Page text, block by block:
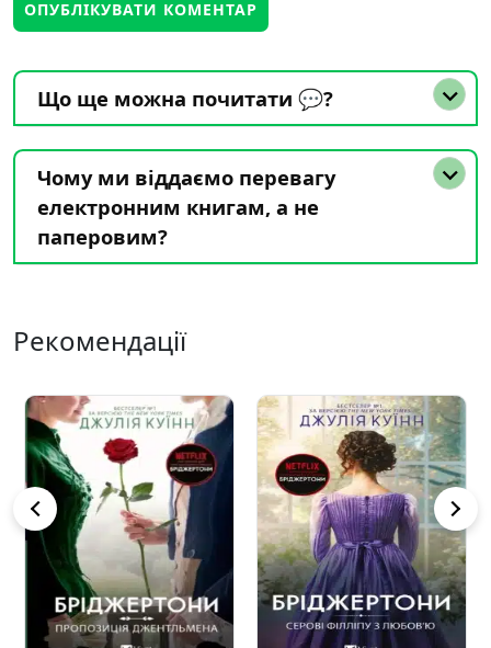
Що ще можна почитати 💬?
Чому ми віддаємо перевагу
електронним книгам, а не
паперовим?
Рекомендації